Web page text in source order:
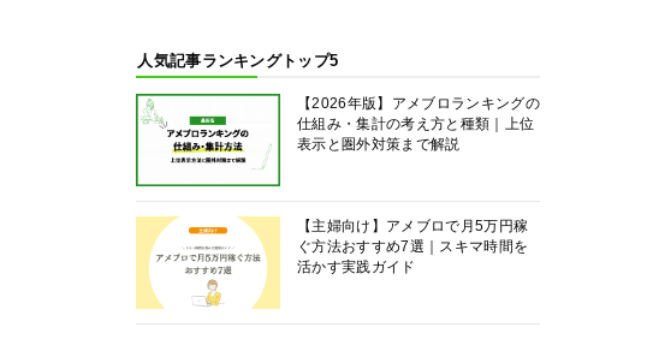
人気記事ランキングトップ5
【2026年版】アメブロランキングの
仕組み・集計の考え方と種類｜上位
表示と圏外対策まで解説
【主婦向け】アメブロで月5万円稼
ぐ方法おすすめ7選｜スキマ時間を
活かす実践ガイド